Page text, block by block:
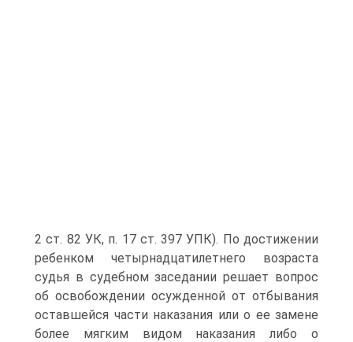
2 ст. 82 УК, п. 17 ст. 397 УПК). По достижении
ребенком четырнадцатилетнего возраста
судья в судебном заседании решает вопрос
об освобождении осужденной от отбывания
оставшейся части наказания или о ее замене
более мягким видом наказания либо о